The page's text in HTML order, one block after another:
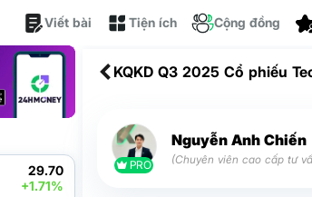
Viết bài Tiện ích Cộng đồng
29.70
+1.71%
KQKD Q3 2025 Cổ phiếu
PRO
Nguyễn Anh Chiến
(Chuyên viên cao cấp tư